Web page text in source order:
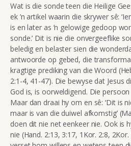
Wat is die sonde teen die Heilige
ek ’n artikel waarin die skrywer sê:
is en later as ’n gelowige gedoop
sonde.’ Dit is nie die onvergeeflike
beledig en belaster sien die
antwoorde op gebed, die
kragtige prediking van die Woord
2:1-4, 41-47). Die bewyse dat Jesus
God is, is oorweldigend. Die
Maar dan draai hy om en sê: ‘Dit is
maar is van die duiwel afkomstig’
doen dit nie net eenkeer nie. Ook is
nie (Hand. 2:13, 3:17, 1Kor. 2:8,